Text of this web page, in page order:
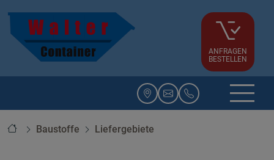
ANFRAGEN
BESTELLEN
StartseiteBaustoffe Liefergebiete